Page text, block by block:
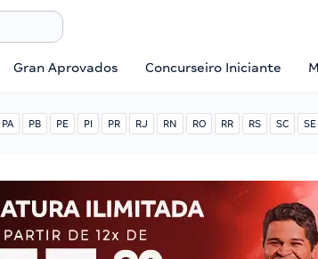
Gran Aprovados Concurseiro Iniciante
PA PB PE PI PR RJ RN RO RR RS SC SE